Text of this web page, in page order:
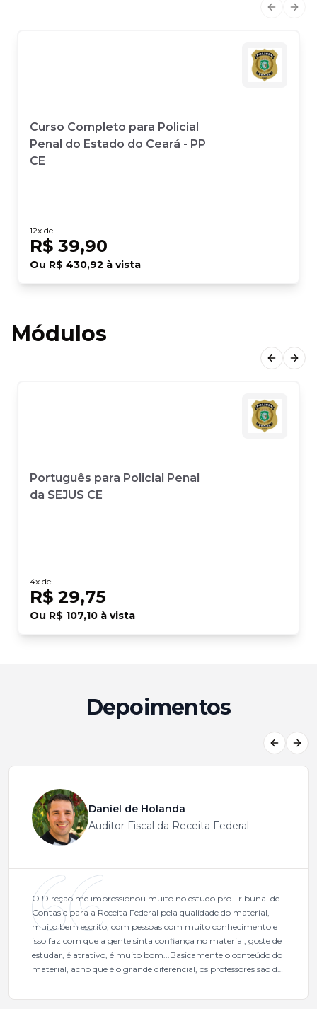
Curso Completo para Policial
Penal do Estado do Ceará - PP
CE
12x de
R$ 39,90
Ou R$ 430,92 à vista
Módulos
Português para Policial Penal
da SEJUS CE
4x de
R$ 29,75
Ou R$ 107,10 à vista
Depoimentos
Daniel de Holanda
Auditor Fiscal da Receita Federal
O Direção me impressionou muito no estudo pro Tribunal de
Contas e para a Receita Federal pela qualidade do material,
muito bem escrito, com pessoas com muito conhecimento e
isso faz com que a gente sinta confiança no material, goste de
estudar, é atrativo, é muito bom...Basicamente o conteúdo do
material, acho que é o grande diferencial, os professores são de
mais excelentes cargos da administração pública.Eu sempre